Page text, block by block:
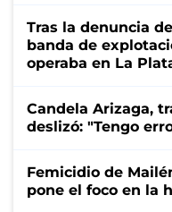
Tras la denuncia
banda de
operaba en La
Candela Arizaga,
deslizó: "Tengo
Femicidio de
pone el foco en la